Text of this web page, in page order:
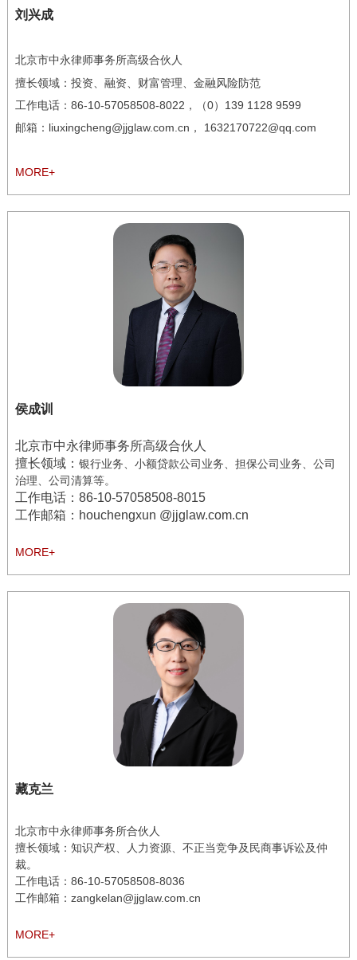
刘兴成
北京市中永律师事务所高级合伙人
擅长领域： 投资、融资、财富管理、金融风险防范
工作电话： 86-10-57058508-8022 ，（0）139 1128 9599
邮箱： liuxingcheng@jjglaw.com.cn， 1632170722@qq.com
MORE+
侯成训
北京市中永律师事务所高级合伙人
擅长领域： 银行业务、小额贷款公司业务、担保公司业务、公司
治理、公司清算等。
工作电话： 86-10-57058508-8015
工作邮箱：houchengxun @jjglaw.com.cn
MORE+
藏克兰
北京市中永律师事务所合伙人
擅长领域：知识产权、人力资源、不正当竞争及民商事诉讼及仲
裁。
工作电话： 86-10-57058508-8036
工作邮箱：zangkelan@jjglaw.com.cn
MORE+